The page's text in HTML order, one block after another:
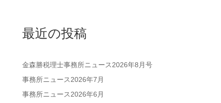
最近の投稿
金森勝税理士事務所ニュース2026年8月号
事務所ニュース2026年7月
事務所ニュース2026年6月